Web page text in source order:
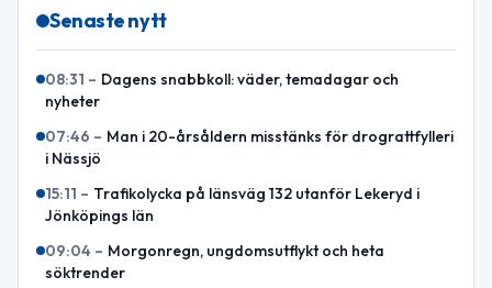
Senaste nytt
08:31 – Dagens snabbkoll: väder, temadagar och
nyheter
07:46 – Man i 20-årsåldern misstänks för drograttfylleri
i Nässjö
15:11 – Trafikolycka på länsväg 132 utanför Lekeryd i
Jönköpings län
09:04 – Morgonregn, ungdomsutflykt och heta
söktrender